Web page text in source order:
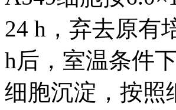
24 h，弃去原有
h后，室温条件
细胞沉淀，按照